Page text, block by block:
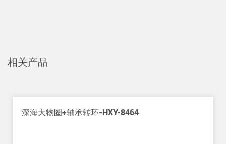
相关产品
深海大物圈+轴承转环-HXY-8464